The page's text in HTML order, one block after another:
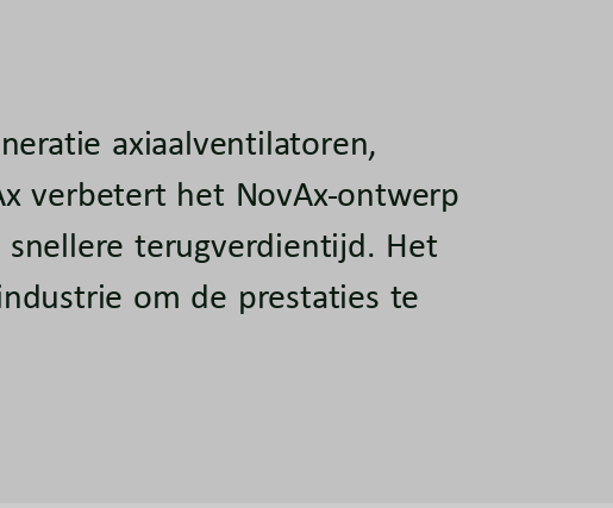
axiaalventilatoren,
verbetert het NovAx-ontwerp
terugverdientijd. Het
om de prestaties te